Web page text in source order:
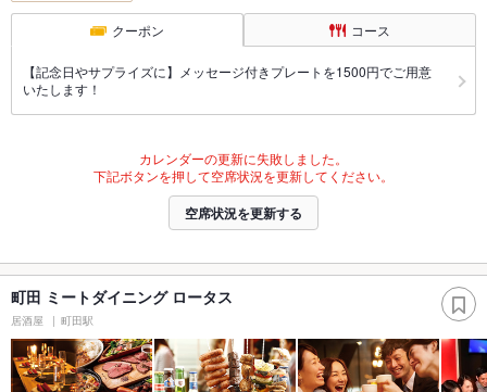
クーポン コース
【記念日やサプライズに】メッセージ付きプレートを1500円でご用意
いたします！
カレンダーの更新に失敗しました。
下記ボタンを押して空席状況を更新してください。
空席状況を更新する
町田 ミートダイニング ロータス
居酒屋 町田駅